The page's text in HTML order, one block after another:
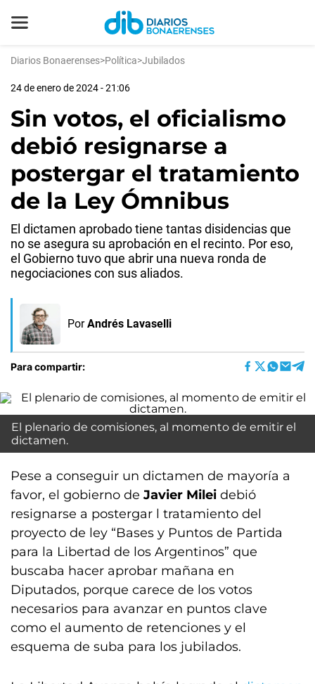
Diarios Bonaerenses>Política>Jubilados
24 de enero de 2024 - 21:06
Sin votos, el oficialismo
debió resignarse a
postergar el tratamiento
de la Ley Ómnibus
El dictamen aprobado tiene tantas disidencias que
no se asegura su aprobación en el recinto. Por eso,
el Gobierno tuvo que abrir una nueva ronda de
negociaciones con sus aliados.
Por Andrés Lavaselli
Para compartir:
El plenario de comisiones, al momento de emitir el
dictamen.
Pese a conseguir un dictamen de mayoría a
favor, el gobierno de Javier Milei debió
resignarse a postergar l tratamiento del
proyecto de ley “Bases y Puntos de Partida
para la Libertad de los Argentinos” que
buscaba hacer aprobar mañana en
Diputados, porque carece de los votos
necesarios para avanzar en puntos clave
como el aumento de retenciones y el
esquema de suba para los jubilados.